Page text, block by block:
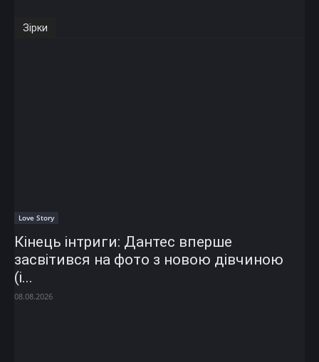
Зірки
Love Story
Кінець інтриги: Дантес вперше
засвітився на фото з новою дівчиною
(і...
08.08.2026